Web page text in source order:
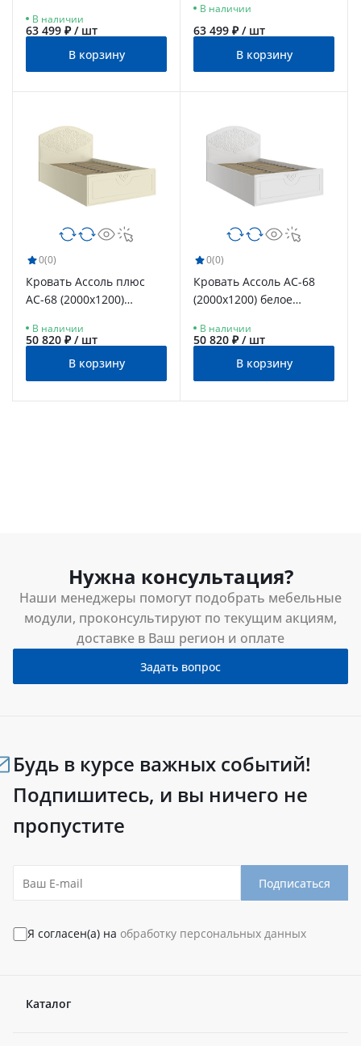
В наличии
63 499 ₽ / шт
В корзину
В наличии
63 499 ₽ / шт
В корзину
0(0)
Кровать Ассоль плюс
АС-68 (2000х1200)
В наличии
50 820 ₽ / шт
В корзину
0(0)
Кровать Ассоль АС-68
(2000х1200) белое
В наличии
50 820 ₽ / шт
В корзину
Нужна консультация?
Наши менеджеры помогут подобрать мебельные
модули, проконсультируют по текущим акциям,
доставке в Ваш регион и оплате
Задать вопрос
Будь в курсе важных событий!
Подпишитесь, и вы ничего не
пропустите
Подписаться
Я согласен(а) на обработку персональных данных
Каталог